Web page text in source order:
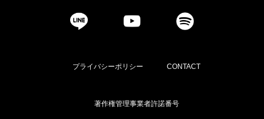
プライバシーポリシー CONTACT
著作権管理事業者許諾番号